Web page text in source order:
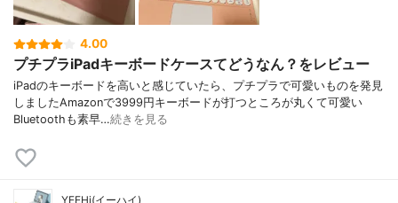
4.00
プチプラiPadキーボードケースてどうなん？をレビュー
iPadのキーボードを高いと感じていたら、プチプラで可愛いものを発見
しましたAmazonで3999円キーボードが打つところが丸くて可愛い
Bluetoothも素早…続きを見る
YEEHi(イーハイ)